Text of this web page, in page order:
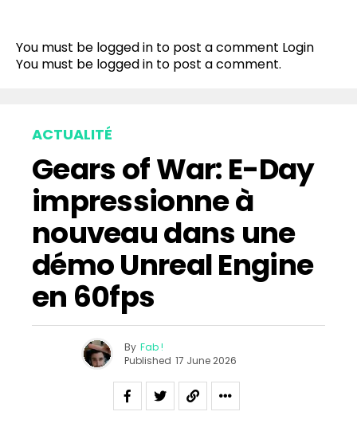
You must be logged in to post a comment Login
You must be logged in to post a comment.
ACTUALITÉ
Gears of War: E-Day
impressionne à
nouveau dans une
démo Unreal Engine
en 60fps
By Fab !
Published 17 June 2026